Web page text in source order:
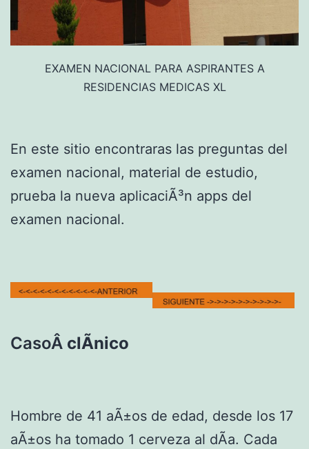
EXAMEN NACIONAL PARA ASPIRANTES A
RESIDENCIAS MEDICAS XL
En este sitio encontraras las preguntas del
examen nacional, material de estudio,
prueba la nueva aplicaciÃ³n apps del
examen nacional.
CasoÂ clÃ­nico
Hombre de 41 aÃ±os de edad, desde los 17
aÃ±os ha tomado 1 cerveza al dÃ­a. Cada